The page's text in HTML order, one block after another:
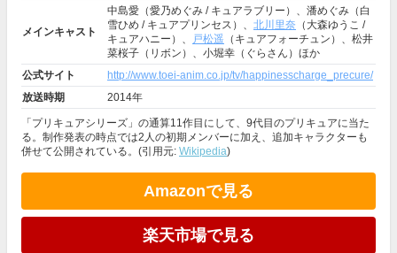
メインキャスト
中島愛（愛乃めぐみ / キュアラブリー）、潘めぐみ（白
雪ひめ / キュアプリンセス）、 北川里奈 （大森ゆうこ /
キュアハニー）、
戸松遥 （キュアフォーチュン）、松井
菜桜子（リボン）、小堀幸（ぐらさん）ほか
公式サイト
http://www.toei-anim.co.jp/tv/happinesscharge_precure/
放送時期
2014年
「プリキュアシリーズ」の通算11作目にして、9代目のプリキュアに当た
る。制作発表の時点では2人の初期メンバーに加え、追加キャラクターも
併せて公開されている。(引用元: Wikipedia)
Amazonで見る
楽天市場で見る